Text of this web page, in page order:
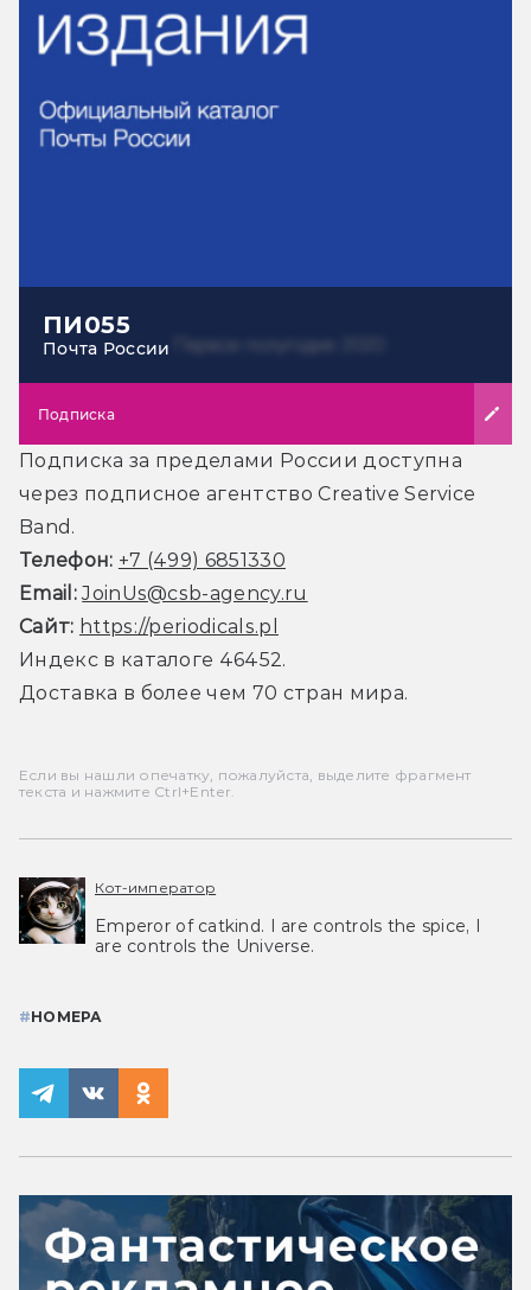
ПИ055
Почта России
Подписка
Подписка за пределами России доступна
через подписное агентство Creative Service
Band.
Телефон: +7 (499) 6851330
Email: JoinUs@csb-agency.ru
Сайт: https://periodicals.pl
Индекс в каталоге 46452.
Доставка в более чем 70 стран мира.
Если вы нашли опечатку, пожалуйста, выделите фрагмент
текста и нажмите Ctrl+Enter.
Кот-император
Emperor of catkind. I are controls the spice, I
are controls the Universe.
#НОМЕРА